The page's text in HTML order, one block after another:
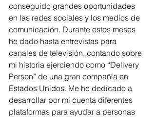
conseguido grandes oportunidades
en las redes sociales y los medios de
comunicación. Durante estos meses
he dado hasta entrevistas para
canales de televisión, contando sobre
mi historia ejerciendo como “Delivery
Person” de una gran compañía en
Estados Unidos. Me he dedicado a
desarrollar por mi cuenta diferentes
plataformas para ayudar a personas